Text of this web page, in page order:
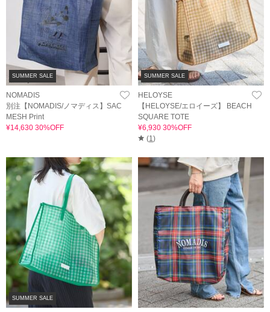
SUMMER SALE
NOMADIS
別注【NOMADIS/ノマディス】SAC
MESH Print
¥14,630 30%OFF
SUMMER SALE
HELOYSE
【HELOYSE/エロイーズ】 BEACH
SQUARE TOTE
¥6,930 30%OFF
(1 )
SUMMER SALE